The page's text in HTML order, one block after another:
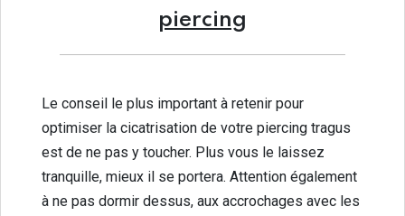
piercing
Le conseil le plus important à retenir pour
optimiser la cicatrisation de votre piercing tragus
est de ne pas y toucher. Plus vous le laissez
tranquille, mieux il se portera. Attention également
à ne pas dormir dessus, aux accrochages avec les